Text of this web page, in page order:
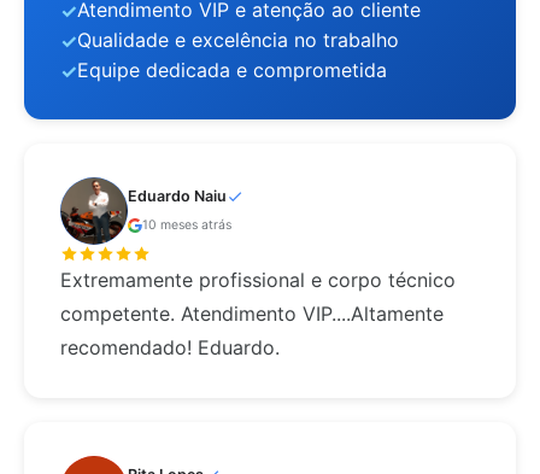
Atendimento VIP e atenção ao cliente
Qualidade e excelência no trabalho
Equipe dedicada e comprometida
Eduardo Naiu
10 meses atrás
Extremamente profissional e corpo técnico
competente. Atendimento VIP....Altamente
recomendado! Eduardo.